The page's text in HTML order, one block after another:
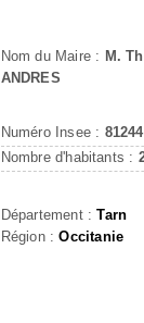
Nom du Maire : M.
ANDRES
Numéro Insee : 81244
Nombre d'habitants :
Département :Tarn
Région :Occitanie